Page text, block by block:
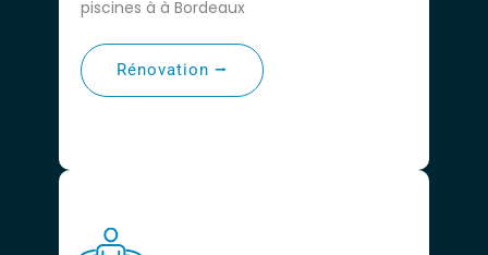
piscines à à Bordeaux
Rénovation ⭢